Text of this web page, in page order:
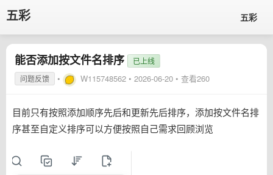
五彩 五彩
能否添加按文件名排序
已上线
问题反馈
• W115748562 • 2026-06-20 • 查看260
目前只有按照添加顺序先后和更新先后排序，添加按文件名排
序甚至自定义排序可以方便按照自己需求回顾浏览